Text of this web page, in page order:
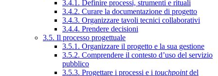
3.4.1. Definire processi, strumenti e rituali
3.4.2. Curare la documentazione di progetto
3.4.3. Organizzare tavoli tecnici collaborativi
3.4.4. Prendere decisioni
3.5. Il processo progettuale
3.5.1. Organizzare il progetto e la sua gestione
3.5.2. Comprendere il contesto d’uso del servizio
pubblico
3.5.3. Progettare i processi e i touchpointdel